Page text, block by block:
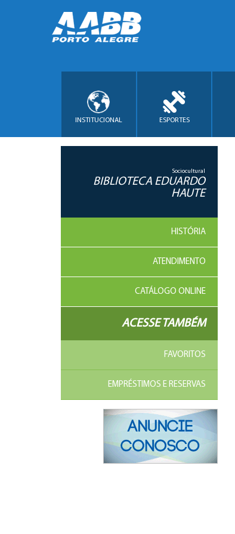
INSTITUCIONAL ESPORTES
Sociocultural
BIBLIOTECA EDUARDO
HAUTE
HISTÓRIA
ATENDIMENTO
CATÁLOGO ONLINE
ACESSE TAMBÉM
FAVORITOS
EMPRÉSTIMOS E RESERVAS